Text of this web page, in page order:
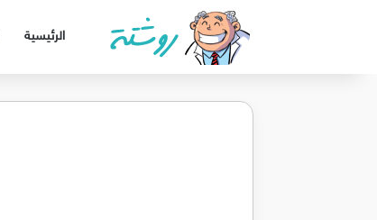
الرئيسية